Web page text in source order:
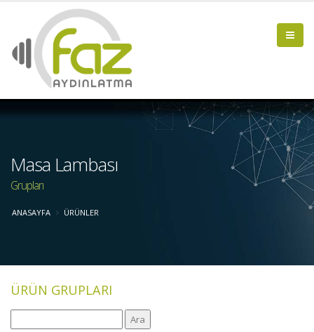
Masa Lambası
Grupları
ANASAYFA ÜRÜNLER
ÜRÜN GRUPLARI